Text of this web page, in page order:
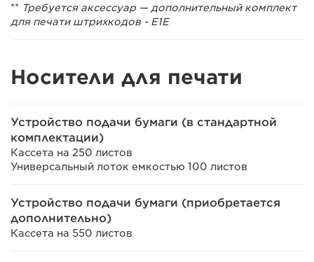
** Требуется аксессуар — дополнительный комплект
для печати штрихкодов - E1E
Носители для печати
Устройство подачи бумаги (в стандартной
комплектации)
Кассета на 250 листов
Универсальный лоток емкостью 100 листов
Устройство подачи бумаги (приобретается
дополнительно)
Кассета на 550 листов